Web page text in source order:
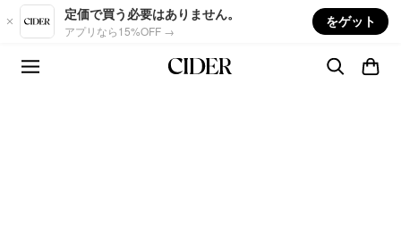
Skip to main content
定価で買う必要はありません。
アプリなら15%OFF →
をゲット